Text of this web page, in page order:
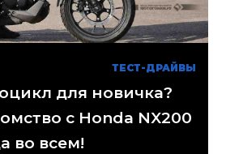
ТЕСТ-ДРАЙВЫ
для новичка?
с Honda NX200
во всем!